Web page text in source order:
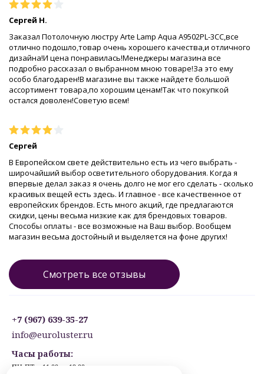
Сергей Н.
Заказал Потолочную люстру Arte Lamp Aqua A9502PL-3CC,все
отлично подошло,товар очень хорошего качества,и отличного
дизайна!И цена понравилась!Менеджеры магазина все
подробно рассказал о выбранном мною товаре!За это ему
особо благодарен!В магазине вы также найдете большой
ассортимент товара,по хорошим ценам!Так что покупкой
остался доволен!Советую всем!
Сергей
В Европейском свете действительно есть из чего выбрать -
широчайший выбор осветительного оборудования. Когда я
впервые делал заказ я очень долго не мог его сделать - сколько
красивых вещей есть здесь. И главное - все качественное от
европейских брендов. Есть много акций, где предлагаются
скидки, цены весьма низкие как для брендовых товаров.
Способы оплаты - все возможные на Ваш выбор. Вообщем
магазин весьма достойный и выделяется на фоне других!
Смотреть все отзывы
+7 (967) 639-35-27
info@euroluster.ru
Часы работы:
ПН-ПТ: с 11:00 до 19:00